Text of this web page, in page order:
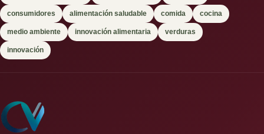
consumidores alimentación saludable comida cocina
medio ambiente innovación alimentaria verduras
innovación